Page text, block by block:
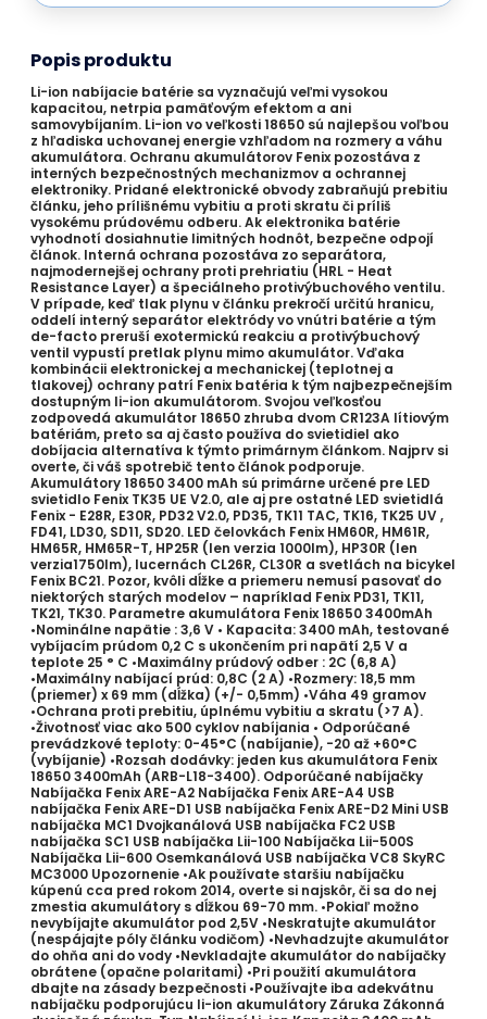
Popis produktu
Li-ion nabíjacie batérie sa vyznačujú veľmi vysokou
kapacitou, netrpia pamäťovým efektom a ani
samovybíjaním. Li-ion vo veľkosti 18650 sú najlepšou voľbou
z hľadiska uchovanej energie vzhľadom na rozmery a váhu
akumulátora. Ochranu akumulátorov Fenix pozostáva z
interných bezpečnostných mechanizmov a ochrannej
elektroniky. Pridané elektronické obvody zabraňujú prebitiu
článku, jeho prílišnému vybitiu a proti skratu či príliš
vysokému prúdovému odberu. Ak elektronika batérie
vyhodnotí dosiahnutie limitných hodnôt, bezpečne odpojí
článok. Interná ochrana pozostáva zo separátora,
najmodernejšej ochrany proti prehriatiu (HRL - Heat
Resistance Layer) a špeciálneho protivýbuchového ventilu.
V prípade, keď tlak plynu v článku prekročí určitú hranicu,
oddelí interný separátor elektródy vo vnútri batérie a tým
de-facto preruší exotermickú reakciu a protivýbuchový
ventil vypustí pretlak plynu mimo akumulátor. Vďaka
kombinácii elektronickej a mechanickej (teplotnej a
tlakovej) ochrany patrí Fenix batéria k tým najbezpečnejším
dostupným li-ion akumulátorom. Svojou veľkosťou
zodpovedá akumulátor 18650 zhruba dvom CR123A lítiovým
batériám, preto sa aj často používa do svietidiel ako
dobíjacia alternatíva k týmto primárnym článkom. Najprv si
overte, či váš spotrebič tento článok podporuje.
Akumulátory 18650 3400 mAh sú primárne určené pre LED
svietidlo Fenix TK35 UE V2.0, ale aj pre ostatné LED svietidlá
Fenix - E28R, E30R, PD32 V2.0, PD35, TK11 TAC, TK16, TK25 UV ,
FD41, LD30, SD11, SD20. LED čelovkách Fenix HM60R, HM61R,
HM65R, HM65R-T, HP25R (len verzia 1000lm), HP30R (len
verzia1750lm), lucernách CL26R, CL30R a svetlách na bicykel
Fenix BC21. Pozor, kvôli dĺžke a priemeru nemusí pasovať do
niektorých starých modelov – napríklad Fenix PD31, TK11,
TK21, TK30. Parametre akumulátora Fenix 18650 3400mAh
•Nominálne napätie : 3,6 V • Kapacita: 3400 mAh, testované
vybíjacím prúdom 0,2 C s ukončením pri napätí 2,5 V a
teplote 25 ° C •Maximálny prúdový odber : 2C (6,8 A)
•Maximálny nabíjací prúd: 0,8C (2 A) •Rozmery: 18,5 mm
(priemer) x 69 mm (dĺžka) (+/- 0,5mm) •Váha 49 gramov
•Ochrana proti prebitiu, úplnému vybitiu a skratu (>7 A).
•Životnosť viac ako 500 cyklov nabíjania • Odporúčané
prevádzkové teploty: 0-45°C (nabíjanie), -20 až +60°C
(vybíjanie) •Rozsah dodávky: jeden kus akumulátora Fenix
18650 3400mAh (ARB-L18-3400). Odporúčané nabíjačky
Nabíjačka Fenix ARE-A2 Nabíjačka Fenix ARE-A4 USB
nabíjačka Fenix ARE-D1 USB nabíjačka Fenix ARE-D2 Mini USB
nabíjačka MC1 Dvojkanálová USB nabíjačka FC2 USB
nabíjačka SC1 USB nabíjačka Lii-100 Nabíjačka Lii-500S
Nabíjačka Lii-600 Osemkanálová USB nabíjačka VC8 SkyRC
MC3000 Upozornenie •Ak používate staršiu nabíjačku
kúpenú cca pred rokom 2014, overte si najskôr, či sa do nej
zmestia akumulátory s dĺžkou 69-70 mm. •Pokiaľ možno
nevybíjajte akumulátor pod 2,5V •Neskratujte akumulátor
(nespájajte póly článku vodičom) •Nevhadzujte akumulátor
do ohňa ani do vody •Nevkladajte akumulátor do nabíjačky
obrátene (opačne polaritami) •Pri použití akumulátora
dbajte na zásady bezpečnosti •Používajte iba adekvátnu
nabíjačku podporujúcu li-ion akumulátory Záruka Zákonná